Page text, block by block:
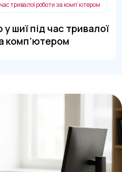
тривалої роботи за комп’ютером
шиї під час тривалої
комп’ютером